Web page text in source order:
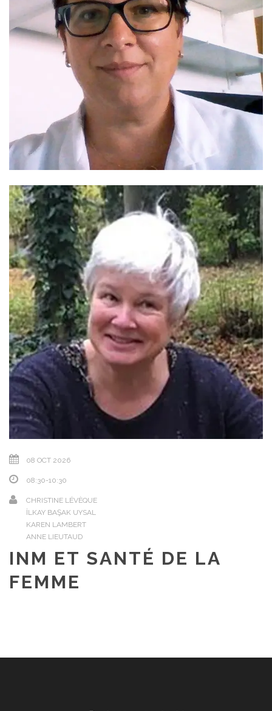
08 OCT 2026
08:30-10:30
CHRISTINE LÉVÈQUE
İLKAY BAŞAK UYSAL
KAREN LAMBERT
ANNE LIEUTAUD
INM ET SANTÉ DE LA
FEMME